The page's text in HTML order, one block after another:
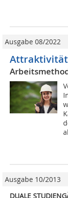
Ausgabe 08/2022
Ausgabe 10/2013
DUALE